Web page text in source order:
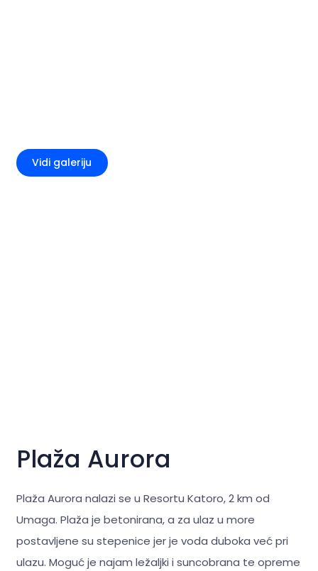
Vidi galeriju
Plaža Aurora
Plaža Aurora nalazi se u Resortu Katoro, 2 km od
Umaga. Plaža je betonirana, a za ulaz u more
postavljene su stepenice jer je voda duboka već pri
ulazu. Moguć je najam ležaljki i suncobrana te opreme